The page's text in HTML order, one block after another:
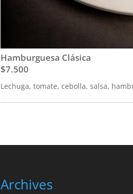
Hamburguesa Clásica
$7.500
Lechuga, tomate, cebolla, salsa,
Archives